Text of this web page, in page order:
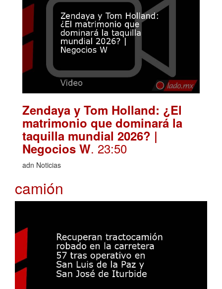
Zendaya y Tom Holland: ¿El
matrimonio que dominará la
taquilla mundial 2026? |
Negocios W. 23:50
adn Noticias
camión